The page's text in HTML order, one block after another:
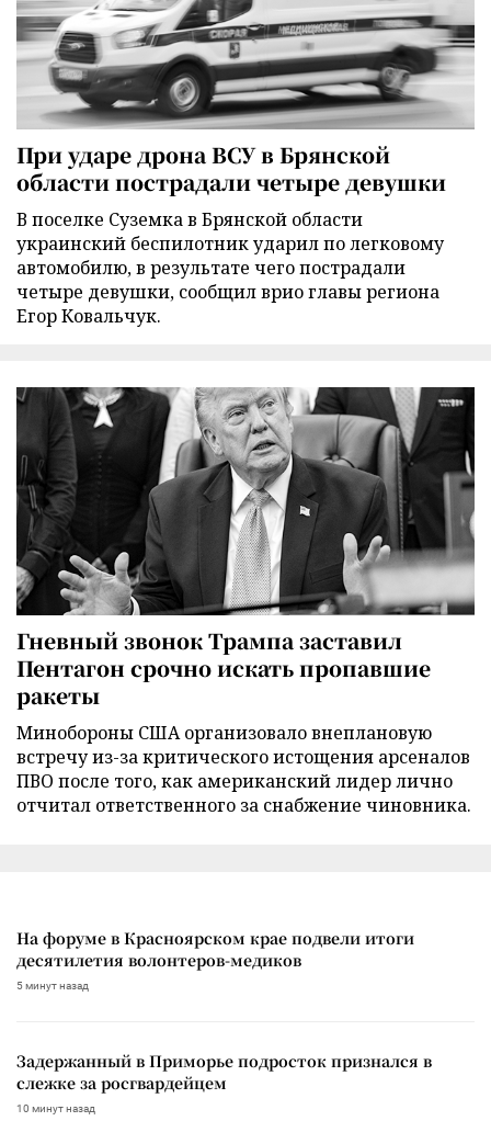
При ударе дрона ВСУ в Брянской
области пострадали четыре девушки
В поселке Суземка в Брянской области
украинский беспилотник ударил по легковому
автомобилю, в результате чего пострадали
четыре девушки, сообщил врио главы региона
Егор Ковальчук.
Гневный звонок Трампа заставил
Пентагон срочно искать пропавшие
ракеты
Минобороны США организовало внеплановую
встречу из-за критического истощения арсеналов
ПВО после того, как американский лидер лично
отчитал ответственного за снабжение чиновника.
На форуме в Красноярском крае подвели итоги
десятилетия волонтеров-медиков
5 минут назад
Задержанный в Приморье подросток признался в
слежке за росгвардейцем
10 минут назад